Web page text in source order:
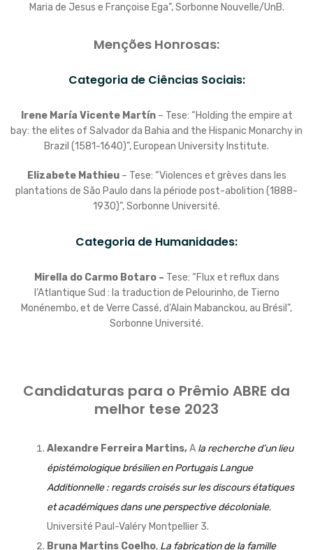
Maria de Jesus e Françoise Ega”, Sorbonne Nouvelle/UnB.
Menções Honrosas:
Categoria de Ciências Sociais:
Irene María Vicente Martín– Tese: “Holding the empire at
bay: the elites of Salvador da Bahia and the Hispanic Monarchy in
Brazil (1581-1640)”, European University Institute.
Elizabete Mathieu– Tese: “Violences et grèves dans les
plantations de São Paulo dans la période post-abolition (1888-
1930)”, Sorbonne Université.
Categoria de Humanidades:
Mirella do Carmo Botaro – Tese: “Flux et reflux dans
l’Atlantique Sud : la traduction de Pelourinho, de Tierno
Monénembo, et de Verre Cassé, d’Alain Mabanckou, au Brésil”,
Sorbonne Université.
Candidaturas para o Prêmio ABRE da
melhor tese 2023
Alexandre Ferreira Martins,A la recherche d’un lieu
épistémologique brésilien en Portugais Langue
Additionnelle : regards croisés sur les discours étatiques
et académiques dans une perspective décoloniale,
Université Paul-Valéry Montpellier 3.
Bruna Martins Coelho, La fabrication de la famille